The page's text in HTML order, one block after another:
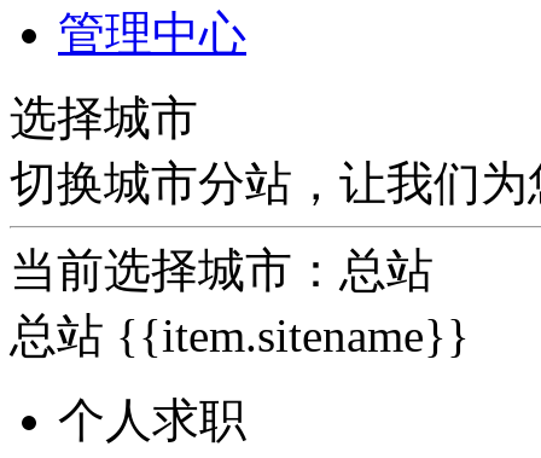
管理中心
选择城市
切换城市分站，让我们
当前选择城市： 总站
总站 {{item.sitename}}
个人求职